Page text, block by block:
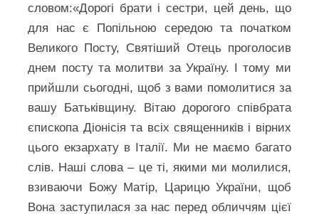
словом:«Дорогі брати і сестри, цей день, що
для нас є Попільною середою та початком
Великого Посту, Святіший Отець проголосив
днем посту та молитви за Україну. І тому ми
прийшли сьогодні, щоб з вами помолитися за
вашу Батьківщину. Вітаю дорогого співбрата
єпископа Діонісія та всіх священників і вірних
цього екзархату в Італії. Ми не маємо багато
слів. Наші слова – це ті, якими ми молилися,
взиваючи Божу Матір, Царицю України, щоб
Вона заступилася за нас перед обличчям цієї